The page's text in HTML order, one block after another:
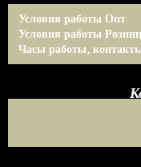
Условия работы Опт
Условия работы
Часы работы,